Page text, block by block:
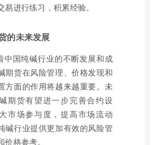
易进行练习，积累经验。
的未来发展
中国纯碱行业的不断发展和成
期货在风险管理、价格发现和
方面的作用将越来越重要。未
期货有望进一步完善合约设
市场参与度，提高市场流动
碱行业提供更加有效的风险管
格参考。